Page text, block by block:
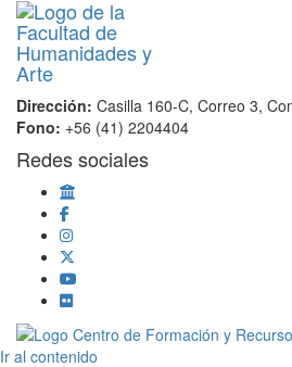
Dirección: Casilla 160-C, Correo 3,
Fono: +56 (41) 2204404
Redes sociales
Scroll
Ir al contenido